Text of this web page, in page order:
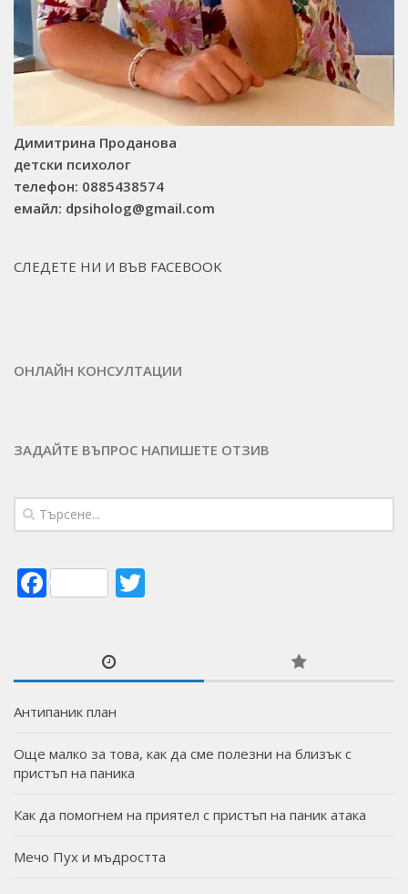
Димитрина Проданова
детски психолог
телефон: 0885438574
емайл: dpsiholog@gmail.com
СЛЕДЕТЕ НИ И ВЪВ FACEBOOK
ОНЛАЙН КОНСУЛТАЦИИ
ЗАДАЙТЕ ВЪПРОС НАПИШЕТЕ ОТЗИВ
Facebook
Антипаник план
Още малко за това, как да сме полезни на близък с
пристъп на паника
Как да помогнем на приятел с пристъп на паник атака
Мечо Пух и мъдростта